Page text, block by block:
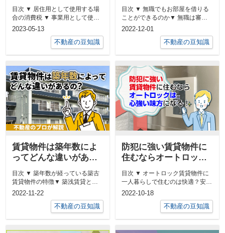
はかかるの？】
目次 ▼ 居住用として使用する場
合の消費税 ▼ 事業用として使用
する場合の消費税&nb...
2023-05-13
不動産の豆知識
とは？
目次 ▼ 無職でもお部屋を借りる
ことができるのか▼ 無職は審査
に通りにくい？▼ アリバイ会社
2022-12-01
不動産の豆知識
賃貸物件は築年数によ
ってどんな違いがある
説
目次 ▼ 築年数が経っている築古
賃貸物件の特徴▼ 築浅賃貸と呼
ばれている物件の特徴▼ 賃貸物
2022-11-22
不動産の豆知識
防犯に強い賃貸物件に
住むならオートロック
目次 ▼ オートロック賃貸物件に
一人暮らしで住むのは快適？安
全？▼ オートロック賃貸物件に
2022-10-18
不動産の豆知識